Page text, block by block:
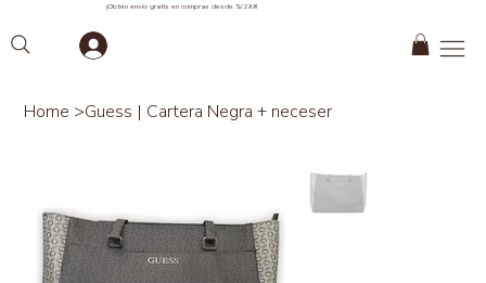
¡Obtén envío gratis en compras desde S/299!
Home >Guess | Cartera Negra + neceser